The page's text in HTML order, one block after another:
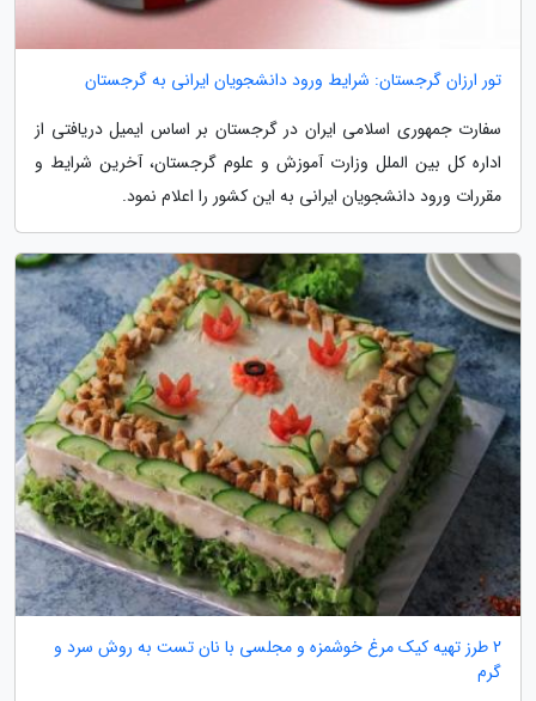
تور ارزان گرجستان: شرایط ورود دانشجویان ایرانی به گرجستان
سفارت جمهوری اسلامی ایران در گرجستان بر اساس ایمیل دریافتی از
اداره کل بین الملل وزارت آموزش و علوم گرجستان، آخرین شرایط و
مقررات ورود دانشجویان ایرانی به این کشور را اعلام نمود.
2 طرز تهیه کیک مرغ خوشمزه و مجلسی با نان تست به روش سرد و
گرم